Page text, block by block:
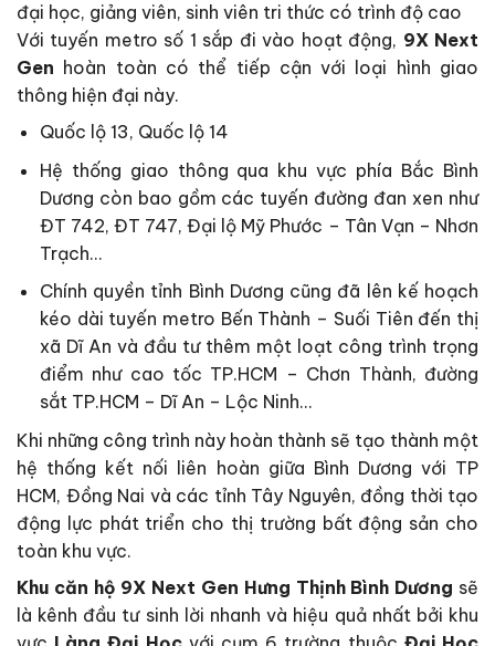
đại học, giảng viên, sinh viên tri thức có trình độ cao
Với tuyến metro số 1 sắp đi vào hoạt động, 9X Next
Gen hoàn toàn có thể tiếp cận với loại hình giao
thông hiện đại này.
Quốc lộ 13, Quốc lộ 14
Hệ thống giao thông qua khu vực phía Bắc Bình
Dương còn bao gồm các tuyến đường đan xen như
ĐT 742, ĐT 747, Đại lộ Mỹ Phước – Tân Vạn – Nhơn
Trạch…
Chính quyền tỉnh Bình Dương cũng đã lên kế hoạch
kéo dài tuyến metro Bến Thành – Suối Tiên đến thị
xã Dĩ An và đầu tư thêm một loạt công trình trọng
điểm như cao tốc TP.HCM – Chơn Thành, đường
sắt TP.HCM – Dĩ An – Lộc Ninh…
Khi những công trình này hoàn thành sẽ tạo thành một
hệ thống kết nối liên hoàn giữa Bình Dương với TP
HCM, Đồng Nai và các tỉnh Tây Nguyên, đồng thời tạo
động lực phát triển cho thị trường bất động sản cho
toàn khu vực.
Khu căn hộ 9X Next Gen Hưng Thịnh Bình Dương sẽ
là kênh đầu tư sinh lời nhanh và hiệu quả nhất bởi khu